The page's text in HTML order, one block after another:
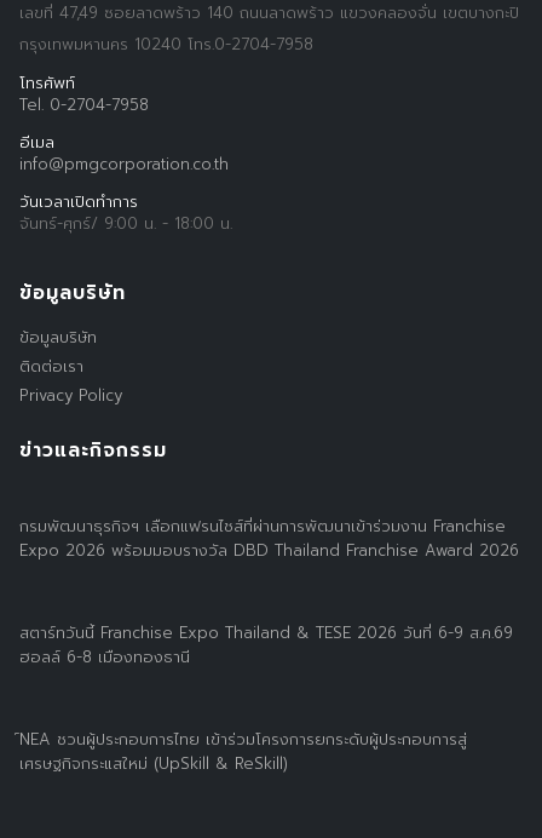
เลขที่ 47,49 ซอยลาดพร้าว 140 ถนนลาดพร้าว แขวงคลองจั่น เขตบางกะปิ
กรุงเทพมหานคร 10240 โทร.0-2704-7958
โทรศัพท์
Tel. 0-2704-7958
อีเมล
info@pmgcorporation.co.th
วันเวลาเปิดทำการ
จันทร์-ศุกร์/ 9:00 น. - 18:00 น.
ข้อมูลบริษัท
ข้อมูลบริษัท
ติดต่อเรา
Privacy Policy
ข่าวและกิจกรรม
กรมพัฒนาธุรกิจฯ เลือกแฟรนไชส์ที่ผ่านการพัฒนาเข้าร่วมงาน Franchise
Expo 2026 พร้อมมอบรางวัล DBD Thailand Franchise Award 2026
สตาร์ทวันนี้ Franchise Expo Thailand & TESE 2026 วันที่ 6-9 ส.ค.69
ฮอลล์ 6-8 เมืองทองธานี
์NEA ชวนผู้ประกอบการไทย เข้าร่วมโครงการยกระดับผู้ประกอบการสู่
เศรษฐกิจกระแสใหม่ (UpSkill & ReSkill)